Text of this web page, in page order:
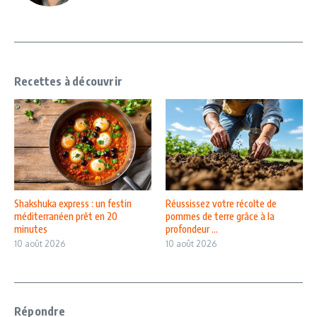
Recettes à découvrir
Shakshuka express : un festin
méditerranéen prêt en 20
minutes
10 août 2026
Réussissez votre récolte de
pommes de terre grâce à la
profondeur ...
10 août 2026
Répondre